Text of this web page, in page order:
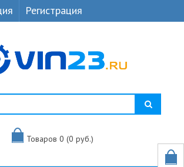
Регистрация
Товаров 0 (0 руб.)